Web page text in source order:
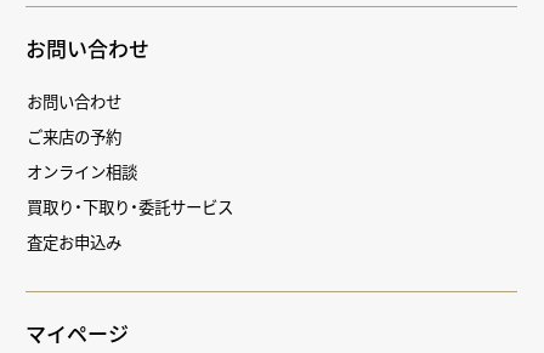
お問い合わせ
お問い合わせ
ご来店の予約
オンライン相談
買取り・下取り・委託サービス
査定お申込み
マイページ